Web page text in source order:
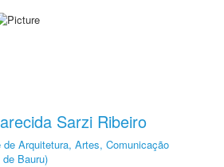
Sarzi Ribeiro
de Arquitetura, Artes, Comunicação
Bauru)